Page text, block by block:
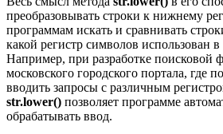
преобразовывать строки к нижнему
программам искать и сравнивать
какой регистр символов использован
Например, при разработке поисковой
московского городского портала, где
вводить запросы с различным
str.lower() позволяет программе
обрабатывать ввод.